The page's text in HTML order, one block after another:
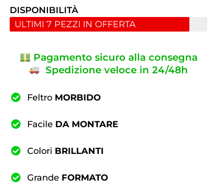
DISPONIBILITÀ
ULTIMI 7 PEZZI IN OFFERTA
Pagamento sicuro alla consegna
Spedizione veloce in 24/48h
Feltro MORBIDO
Facile DA MONTARE
Colori BRILLANTI
Grande FORMATO